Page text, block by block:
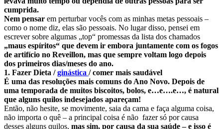
cumprida.
Nem pensar em perturbar vocês com as minhas metas pessoais –
como o nome diz, elas são pessoais. No lugar disso, pensei em
escrever sobre algumas „top“ promessas da lista dos chamados
„maus espíritos“ que devem ir embora juntamente com os fogos
de artifício no Reveillon, mas que sempre voltam logo depois
dos primeiros dias/meses do ano.
1. Fazer Dieta /ginástica / comer mais saudável
É uma das resoluções mais comuns do Ano Novo. Depois de
uma temporada de muitos biscoitos, bolos, e…e….e…, é natural
que alguns quilos indesejados apareçam!
Então, não hesite, se movimente, saia da cama e faça alguma coisa,
não importa o quê – a principal coisa é não fazer só por causa
desses alguns quilos, mas sim, por causa da sua saúde – e isso é